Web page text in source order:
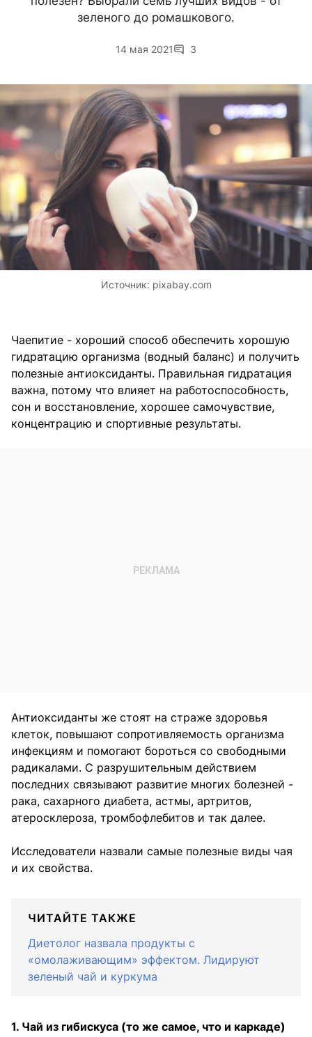
зеленого до ромашкового.
14 мая 2021 3
Источник: pixabay.com
Чаепитие - хороший способ обеспечить хорошую
гидратацию организма (водный баланс) и получить
полезные антиоксиданты. Правильная гидратация
важна, потому что влияет на работоспособность,
сон и восстановление, хорошее самочувствие,
концентрацию и спортивные результаты.
Антиоксиданты же стоят на страже здоровья
клеток, повышают сопротивляемость организма
инфекциям и помогают бороться со свободными
радикалами. С разрушительным действием
последних связывают развитие многих болезней -
рака, сахарного диабета, астмы, артритов,
атеросклероза, тромбофлебитов и так далее.
Исследователи назвали самые полезные виды чая
и их свойства.
ЧИТАЙТЕ ТАКЖЕ
Диетолог назвала продукты с
«омолаживающим» эффектом. Лидируют
зеленый чай и куркума
1. Чай из гибискуса (то же самое, что и каркаде)